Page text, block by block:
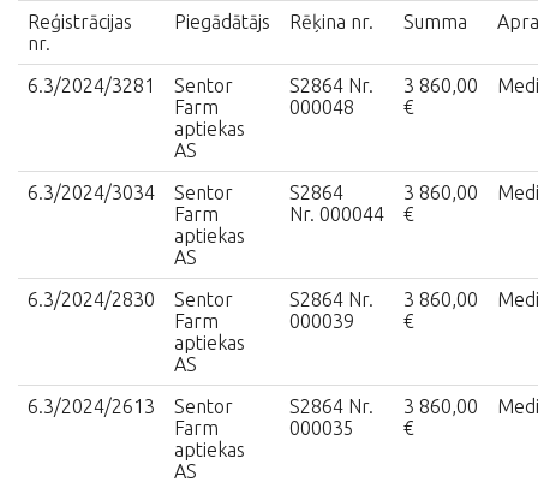
Reģistrācijas
nr.
Piegādātājs Rēķina nr. Summa
6.3/2024/3281
Sentor
Farm
aptiekas
AS
S2864 Nr.
000048
3 860,00
€
6.3/2024/3034
Sentor
Farm
aptiekas
AS
S2864
Nr. 000044
3 860,00
€
6.3/2024/2830
Sentor
Farm
aptiekas
AS
S2864 Nr.
000039
3 860,00
€
6.3/2024/2613
Sentor
Farm
aptiekas
AS
S2864 Nr.
000035
3 860,00
€